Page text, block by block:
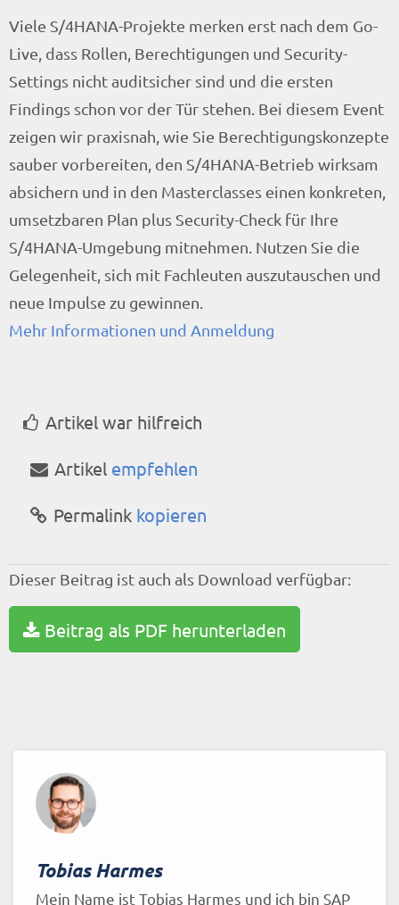
Viele S/4HANA-Projekte merken erst nach dem Go-
Live, dass Rollen, Berechtigungen und Security-
Settings nicht auditsicher sind und die ersten
Findings schon vor der Tür stehen. Bei diesem Event
zeigen wir praxisnah, wie Sie Berechtigungskonzepte
sauber vorbereiten, den S/4HANA-Betrieb wirksam
absichern und in den Masterclasses einen konkreten,
umsetzbaren Plan plus Security-Check für Ihre
S/4HANA-Umgebung mitnehmen. Nutzen Sie die
Gelegenheit, sich mit Fachleuten auszutauschen und
neue Impulse zu gewinnen.
Mehr Informationen und Anmeldung
Artikel war hilfreich
Artikel empfehlen
Permalink kopieren
Dieser Beitrag ist auch als Download verfügbar:
Beitrag als PDF herunterladen
Tobias Harmes
Mein Name ist Tobias Harmes und ich bin SAP